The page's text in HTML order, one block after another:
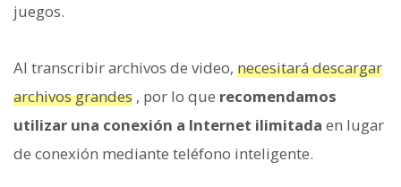
juegos.
Al transcribir archivos de video, necesitará descargar
archivos grandes , por lo que recomendamos
utilizar una conexión a Internet ilimitada en lugar
de conexión mediante teléfono inteligente.